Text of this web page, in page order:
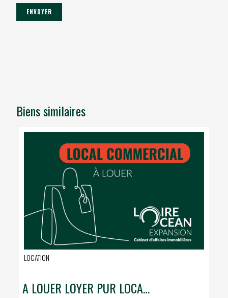
Biens similaires
LOCATION
A LOUER LOYER PUR LOCAL COMMERCIAL MARCHE DE LA BAULE